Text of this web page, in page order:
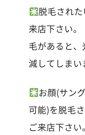
脱毛され
来店下さい。
毛があると
減してしまい
お顔(サン
可能)を脱毛
ご来店下さい